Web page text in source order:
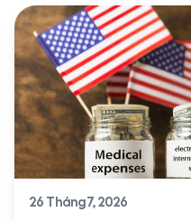
26 Tháng 7, 2026